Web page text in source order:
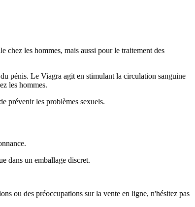
les hommes, mais aussi pour le traitement des
pénis. Le Viagra agit en stimulant la circulation sanguine
les hommes.
prévenir les problèmes sexuels.
dans un emballage discret.
ou des préoccupations sur la vente en ligne, n'hésitez pas